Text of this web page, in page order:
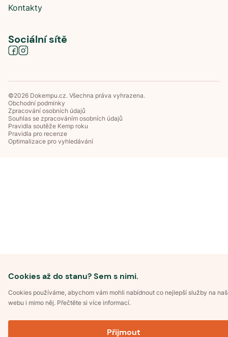
Cookies až do stanu? Sem s nimi.
Cookies používáme, abychom vám mohli nabídnout co nejlepší služby na
webu i mimo něj. Přečtěte si více informací.
Přijmout
Kontakty
Sociální sítě
©2026 Dokempu.cz. Všechna práva vyhrazena.
Obchodní podmínky
Zpracování osobních údajů
Souhlas se zpracováním osobních údajů
Pravidla soutěže Kemp roku
Pravidla pro recenze
Optimalizace pro vyhledávání